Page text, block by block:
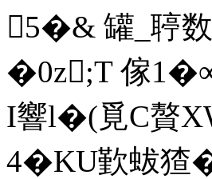
5�& 罐_聤数
�0z;T 傢
I響l�(覓C贅
4�KU歏蛂